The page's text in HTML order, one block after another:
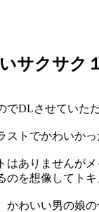
サクサク
でDLさせていた
ストでかわいか
はありませんがメ
のを想像してトキ
かわいい男の娘